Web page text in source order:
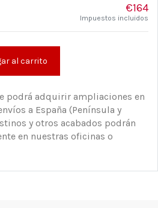
€164
Impuestos incluidos
al carrito
podrá adquirir ampliaciones en
a España (Península y
y otros acabados podrán
en nuestras oficinas o